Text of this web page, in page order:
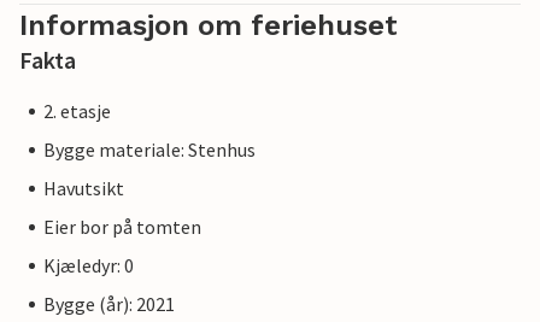
Informasjon om feriehuset
Fakta
2. etasje
Bygge materiale: Stenhus
Havutsikt
Eier bor på tomten
Kjæledyr: 0
Bygge (år): 2021